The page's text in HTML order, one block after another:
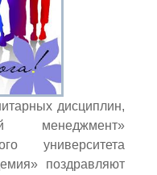
дисциплин,
менеджмент»
университета
поздравляют